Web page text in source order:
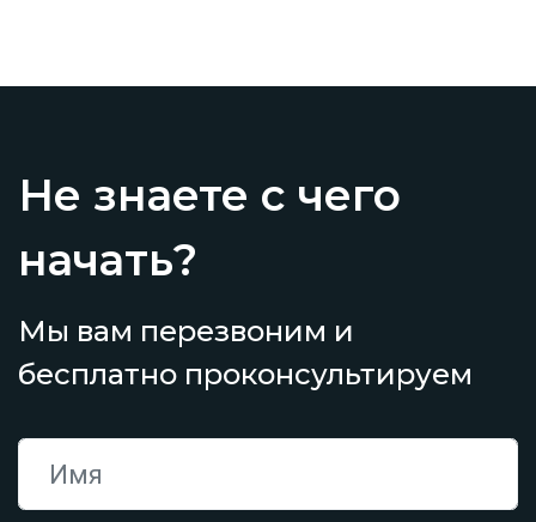
Не знаете с чего
начать?
Мы вам перезвоним и
бесплатно проконсультируем